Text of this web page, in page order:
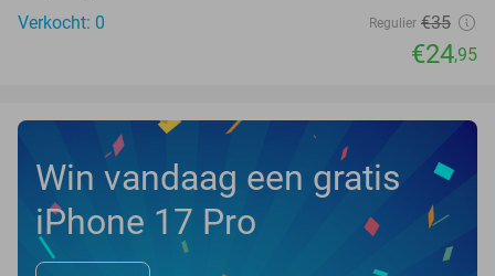
Verkocht: 0
Regulier €35
€24,95
Win vandaag een gratis
iPhone 17 Pro